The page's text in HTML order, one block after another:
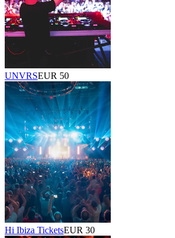
UNVRSEUR 50
Hi Ibiza TicketsEUR 30